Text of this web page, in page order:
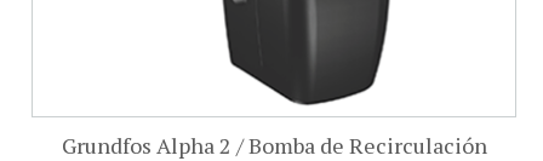
Grundfos Alpha 2 / Bomba de Recirculación